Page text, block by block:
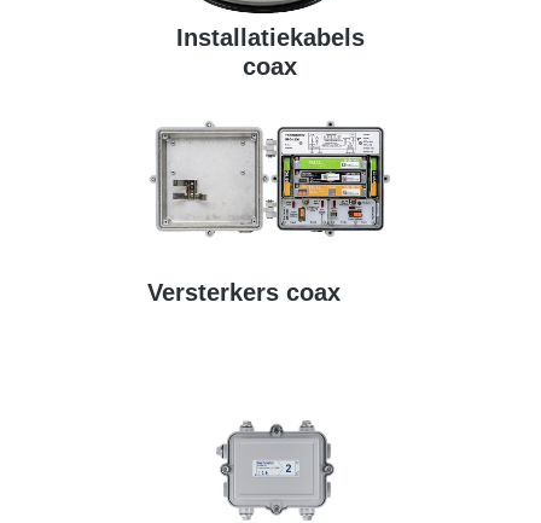
Installatiekabels
coax
Versterkers coax